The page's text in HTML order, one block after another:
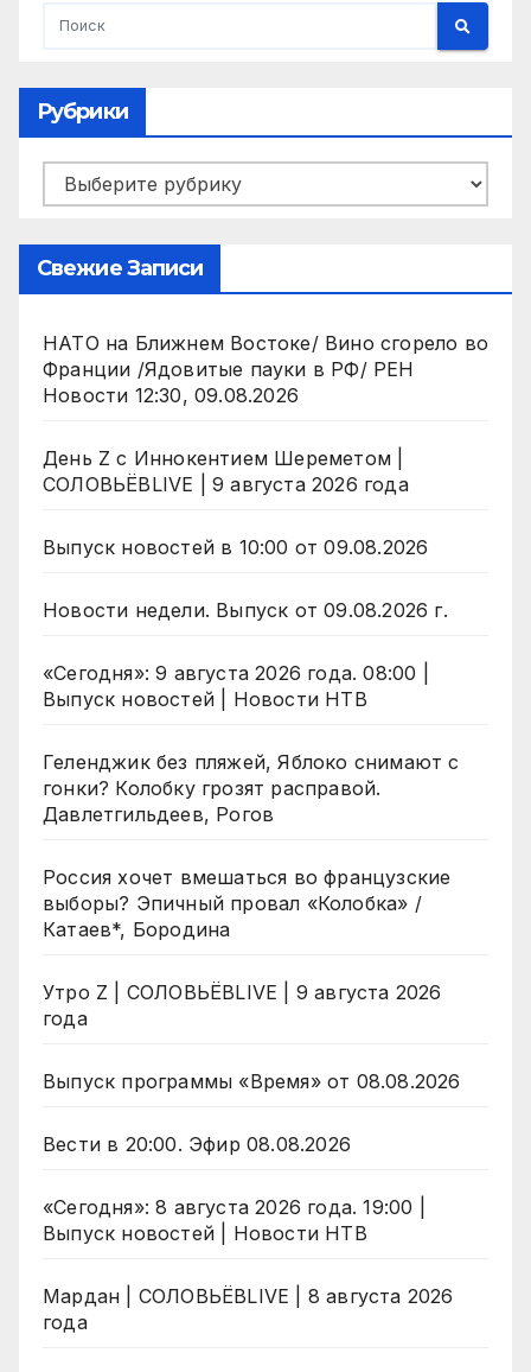
Рубрики
Рубрики
Свежие Записи
НАТО на Ближнем Востоке/ Вино сгорело во
Франции /Ядовитые пауки в РФ/ РЕН
Новости 12:30, 09.08.2026
День Z с Иннокентием Шереметом |
СОЛОВЬЁВLIVE | 9 августа 2026 года
Выпуск новостей в 10:00 от 09.08.2026
Новости недели. Выпуск от 09.08.2026 г.
«Сегодня»: 9 августа 2026 года. 08:00 |
Выпуск новостей | Новости НТВ
Геленджик без пляжей, Яблоко снимают с
гонки? Колобку грозят расправой.
Давлетгильдеев, Рогов
Россия хочет вмешаться во французские
выборы? Эпичный провал «Колобка» /
Катаев*, Бородина
Утро Z | СОЛОВЬЁВLIVE | 9 августа 2026
года
Выпуск программы «Время» от 08.08.2026
Вести в 20:00. Эфир 08.08.2026
«Сегодня»: 8 августа 2026 года. 19:00 |
Выпуск новостей | Новости НТВ
Мардан | СОЛОВЬЁВLIVE | 8 августа 2026
года